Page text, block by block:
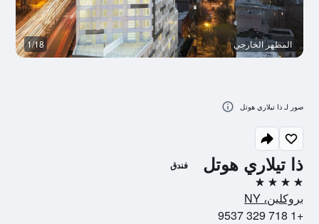
ذا تيلاري هوتل فندق
4 نجوم
بروكلين، NY
+1 718 329 9537
المظهر الخارجي 1/18
صور لـ ذا تيلاري هوتل